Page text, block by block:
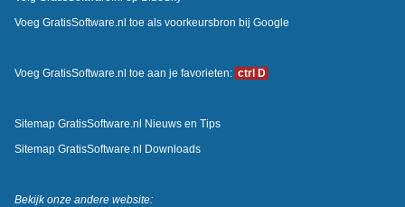
Voeg GratisSoftware.nl toe als voorkeursbron bij Google
Voeg GratisSoftware.nl toe aan je favorieten: ctrl D
Sitemap GratisSoftware.nl Nieuws en Tips
Sitemap GratisSoftware.nl Downloads
Bekijk onze andere website: